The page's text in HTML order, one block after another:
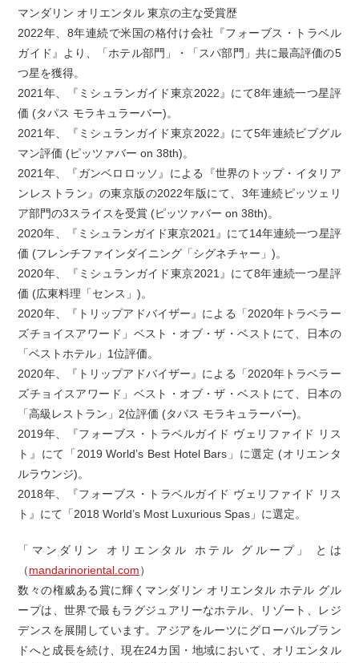
マンダリン オリエンタル 東京の主な受賞歴
2022年、8年連続で米国の格付け会社『フォーブス・トラベル
ガイド』より、「ホテル部門」・「スパ部門」共に最高評価の5
つ星を獲得。
2021年、『ミシュランガイド東京2022』にて8年連続一つ星評
価 (タパス モラキュラーバー)。
2021年、『ミシュランガイド東京2022』にて5年連続ビブグル
マン評価 (ピッツァバー on 38th)。
2021年、『ガンベロロッソ』による『世界のトップ・イタリア
ンレストラン』の東京版の2022年版にて、3年連続ピッツェリ
ア部門の3スライスを受賞 (ピッツァバー on 38th)。
2020年、『ミシュランガイド東京2021』にて14年連続一つ星評
価 (フレンチファインダイニング「シグネチャー」)。
2020年、『ミシュランガイド東京2021』にて8年連続一つ星評
価 (広東料理「センス」)。
2020年、『トリップアドバイザー』による「2020年トラベラー
ズチョイスアワード」ベスト・オブ・ザ・ベストにて、日本の
「ベストホテル」1位評価。
2020年、『トリップアドバイザー』による「2020年トラベラー
ズチョイスアワード」ベスト・オブ・ザ・ベストにて、日本の
「高級レストラン」2位評価 (タパス モラキュラーバー)。
2019年、『フォーブス・トラベルガイド ヴェリファイド リス
ト』にて「2019 World’s Best Hotel Bars」に選定 (オリエンタ
ルラウンジ)。
2018年、『フォーブス・トラベルガイド ヴェリファイド リス
ト』にて「2018 World’s Most Luxurious Spas」に選定。
「マンダリン オリエンタル ホテル グループ」 とは
（mandarinoriental.com）
数々の権威ある賞に輝くマンダリン オリエンタル ホテル グル
ープは、世界で最もラグジュアリーなホテル、リゾート、レジ
デンスを展開しています。アジアをルーツにグローバルブラン
ドへと成長を続け、現在24カ国・地域において、オリエンタル